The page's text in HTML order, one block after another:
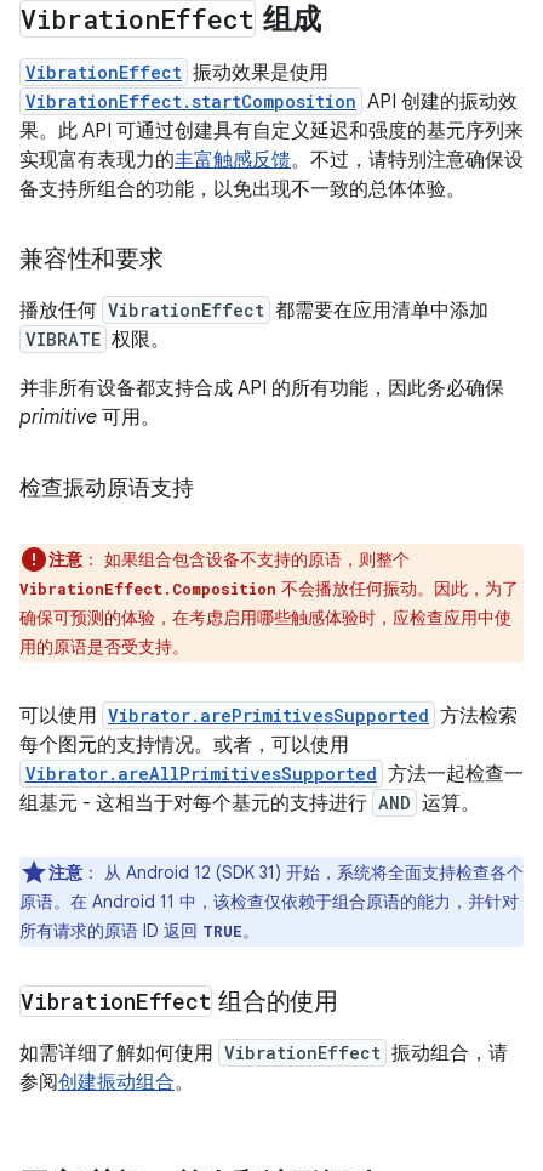
VibrationEffect 组成
VibrationEffect 振动效果是使用
VibrationEffect.startComposition API 创建的振动效
果。此 API 可通过创建具有自定义延迟和强度的基元序列来
实现富有表现力的丰富触感反馈。不过，请特别注意确保设
备支持所组合的功能，以免出现不一致的总体体验。
兼容性和要求
播放任何 VibrationEffect 都需要在应用清单中添加
VIBRATE 权限。
并非所有设备都支持合成 API 的所有功能，因此务必确保
primitive 可用。
检查振动原语支持
注意 ： 如果组合包含设备不支持的原语，则整个
VibrationEffect.Composition 不会播放任何振动。因此，为了
确保可预测的体验，在考虑启用哪些触感体验时，应检查应用中使
用的原语是否受支持。
可以使用 Vibrator.arePrimitivesSupported 方法检索
每个图元的支持情况。或者，可以使用
Vibrator.areAllPrimitivesSupported 方法一起检查一
组基元 - 这相当于对每个基元的支持进行 AND 运算。
注意 ：
从 Android 12 (SDK 31) 开始，系统将全面支持检查各个
原语。在 Android 11 中，该检查仅依赖于组合原语的能力，并针对
所有请求的原语 ID 返回 TRUE。
VibrationEffect 组合的使用
如需详细了解如何使用 VibrationEffect 振动组合，请
参阅创建振动组合。